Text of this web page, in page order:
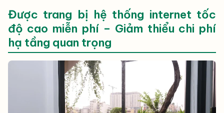
Được trang bị hệ thống internet tốc
độ cao miễn phí – Giảm thiểu chi phí
hạ tầng quan trọng